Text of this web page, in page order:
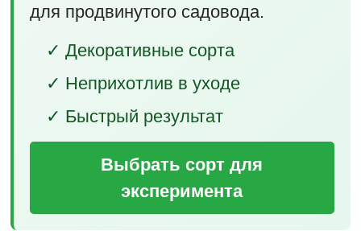
для продвинутого садовода.
✓ Декоративные сорта
✓ Неприхотлив в уходе
✓ Быстрый результат
Выбрать сорт для
эксперимента